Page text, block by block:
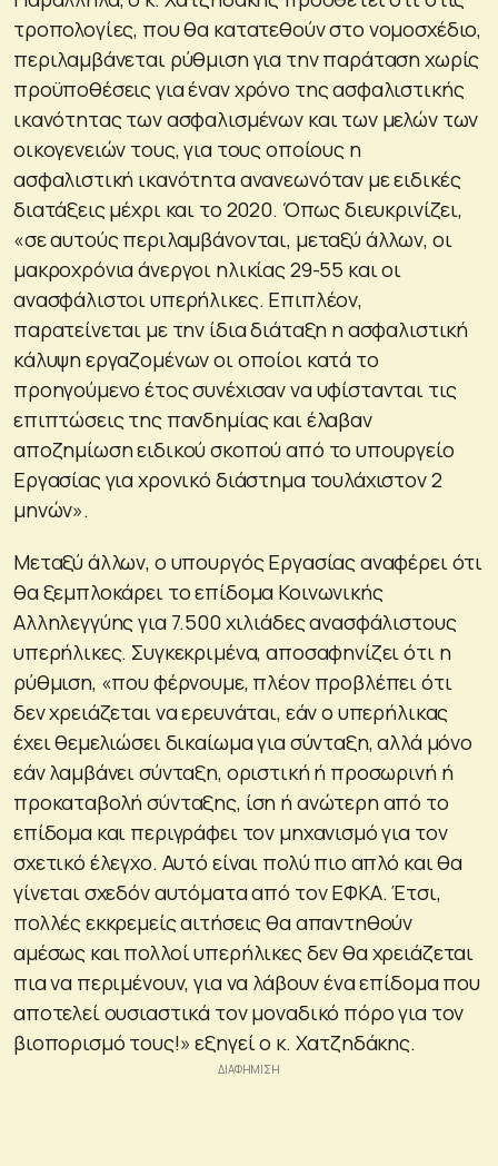
τροπολογίες, που θα κατατεθούν στο νομοσχέδιο,
περιλαμβάνεται ρύθμιση για την παράταση χωρίς
προϋποθέσεις για έναν χρόνο της ασφαλιστικής
ικανότητας των ασφαλισμένων και των μελών των
οικογενειών τους, για τους οποίους η
ασφαλιστική ικανότητα ανανεωνόταν με ειδικές
διατάξεις μέχρι και το 2020. Όπως διευκρινίζει,
«σε αυτούς περιλαμβάνονται, μεταξύ άλλων, οι
μακροχρόνια άνεργοι ηλικίας 29-55 και οι
ανασφάλιστοι υπερήλικες. Επιπλέον,
παρατείνεται με την ίδια διάταξη η ασφαλιστική
κάλυψη εργαζομένων οι οποίοι κατά το
προηγούμενο έτος συνέχισαν να υφίστανται τις
επιπτώσεις της πανδημίας και έλαβαν
αποζημίωση ειδικού σκοπού από το υπουργείο
Εργασίας για χρονικό διάστημα τουλάχιστον 2
μηνών».
Μεταξύ άλλων, ο υπουργός Εργασίας αναφέρει ότι
θα ξεμπλοκάρει το επίδομα Κοινωνικής
Αλληλεγγύης για 7.500 χιλιάδες ανασφάλιστους
υπερήλικες. Συγκεκριμένα, αποσαφηνίζει ότι η
ρύθμιση, «που φέρνουμε, πλέον προβλέπει ότι
δεν χρειάζεται να ερευνάται, εάν ο υπερήλικας
έχει θεμελιώσει δικαίωμα για σύνταξη, αλλά μόνο
εάν λαμβάνει σύνταξη, οριστική ή προσωρινή ή
προκαταβολή σύνταξης, ίση ή ανώτερη από το
επίδομα και περιγράφει τον μηχανισμό για τον
σχετικό έλεγχο. Αυτό είναι πολύ πιο απλό και θα
γίνεται σχεδόν αυτόματα από τον ΕΦΚΑ. Έτσι,
πολλές εκκρεμείς αιτήσεις θα απαντηθούν
αμέσως και πολλοί υπερήλικες δεν θα χρειάζεται
πια να περιμένουν, για να λάβουν ένα επίδομα που
αποτελεί ουσιαστικά τον μοναδικό πόρο για τον
βιοπορισμό τους!» εξηγεί ο κ. Χατζηδάκης.